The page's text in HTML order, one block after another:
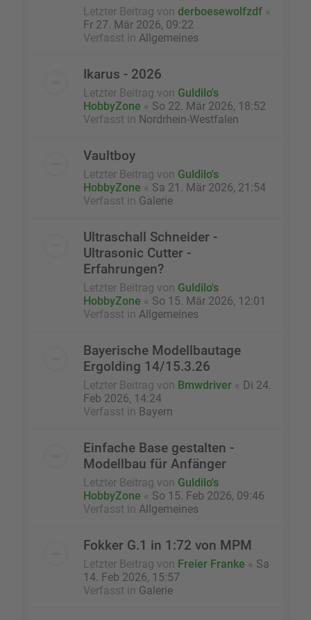
Letzter Beitrag von derboesewolfzdf «
Fr 27. Mär 2026, 09:22
Verfasst in Allgemeines
Ikarus - 2026
Letzter Beitrag von Guldilo's
HobbyZone « So 22. Mär 2026, 18:52
Verfasst in Nordrhein-Westfalen
Vaultboy
Letzter Beitrag von Guldilo's
HobbyZone « Sa 21. Mär 2026, 21:54
Verfasst in Galerie
Ultraschall Schneider -
Ultrasonic Cutter -
Erfahrungen?
Letzter Beitrag von Guldilo's
HobbyZone « So 15. Mär 2026, 12:01
Verfasst in Allgemeines
Bayerische Modellbautage
Ergolding 14/15.3.26
Letzter Beitrag von Bmwdriver « Di 24.
Feb 2026, 14:24
Verfasst in Bayern
Einfache Base gestalten -
Modellbau für Anfänger
Letzter Beitrag von Guldilo's
HobbyZone « So 15. Feb 2026, 09:46
Verfasst in Allgemeines
Fokker G.1 in 1:72 von MPM
Letzter Beitrag von Freier Franke « Sa
14. Feb 2026, 15:57
Verfasst in Galerie